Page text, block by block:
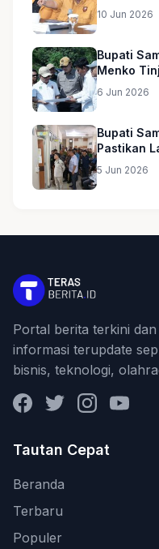
10 Jun 2026
Bupati
Menko
6 Jun 2026
Bupati
Pastikan
5 Jun 2026
Portal berita terkini
informasi terupdate
bisnis, teknologi,
FacebookTwitterInstagramYouTube
Tautan Cepat
Beranda
Terbaru
Populer